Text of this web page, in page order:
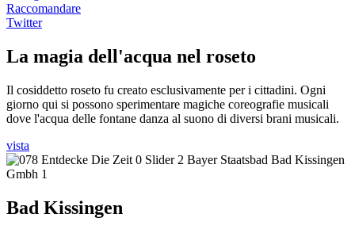
Raccomandare
Twitter
La magia dell'acqua nel roseto
Il cosiddetto roseto fu creato esclusivamente per i cittadini. Ogni
giorno qui si possono sperimentare magiche coreografie musicali
dove l'acqua delle fontane danza al suono di diversi brani musicali.
vista
Bad Kissingen